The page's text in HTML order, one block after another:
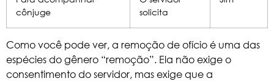
cônjuge
solicita
Como você pode ver, a remoção de ofício é uma das
espécies do gênero “remoção”. Ela não exige o
consentimento do servidor, mas exige que a